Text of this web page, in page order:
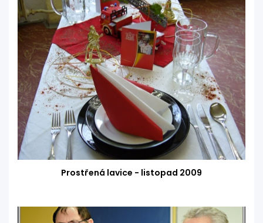
Prostřená lavice - listopad 2009